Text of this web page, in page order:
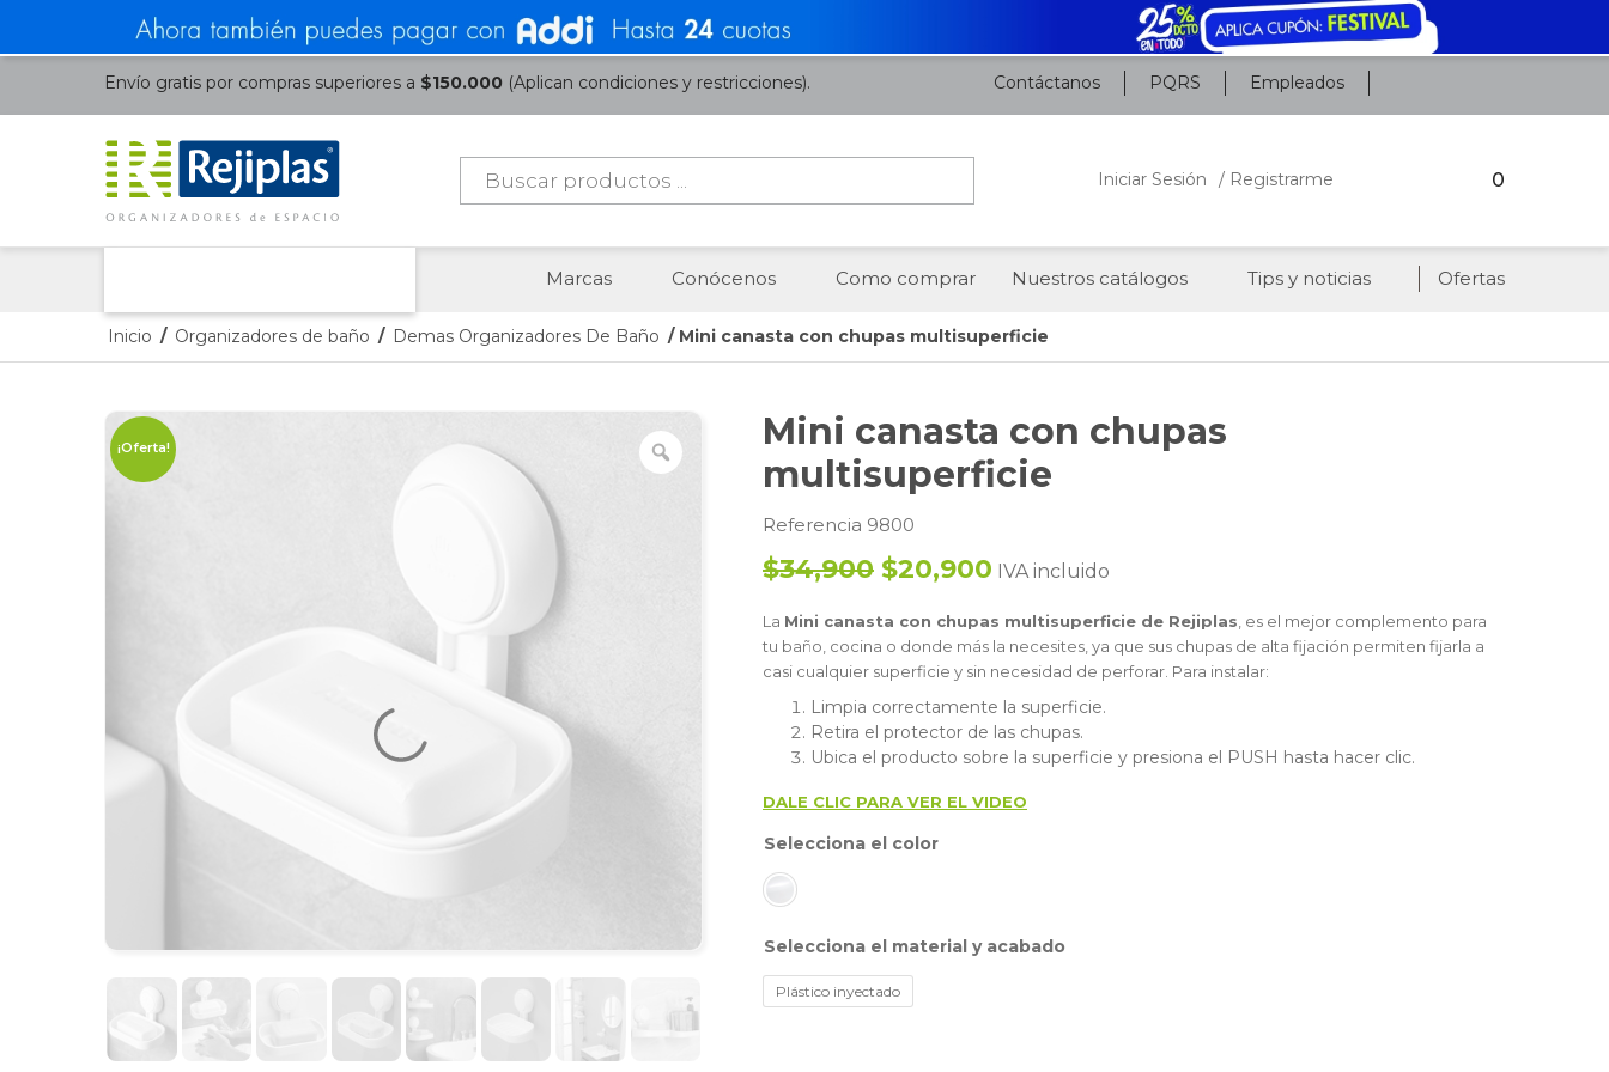
Envío gratis por compras superiores a $150.000 (Aplican condiciones y restricciones). Contáctanos PQRS Empleados
Búsqueda
productos
Iniciar Sesión / Registrarme 0
Marcas Conócenos Como comprar Nuestros catálogos Tips y noticias Ofertas
Inicio / Organizadores de baño / Demas Organizadores De Baño / Mini canasta con chupas multisuperficie
¡Oferta!
Mini canasta con chupas
multisuperficie
Referencia 9800
$34,900 $20,900 IVA incluido
La Mini canasta con chupas multisuperficie de Rejiplas , es el mejor complemento para
tu baño, cocina o donde más la necesites, ya que sus chupas de alta fijación permiten fijarla a
casi cualquier superficie y sin necesidad de perforar. Para instalar:
Limpia correctamente la superficie.
Retira el protector de las chupas.
Ubica el producto sobre la superficie y presiona el PUSH hasta hacer clic.
DALE CLIC PARA VER EL VIDEO
color
material y acabado
Plástico inyectado